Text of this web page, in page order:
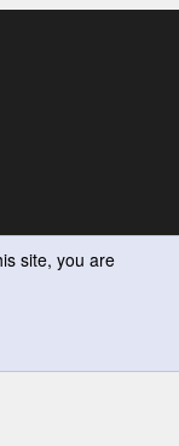
site, you are